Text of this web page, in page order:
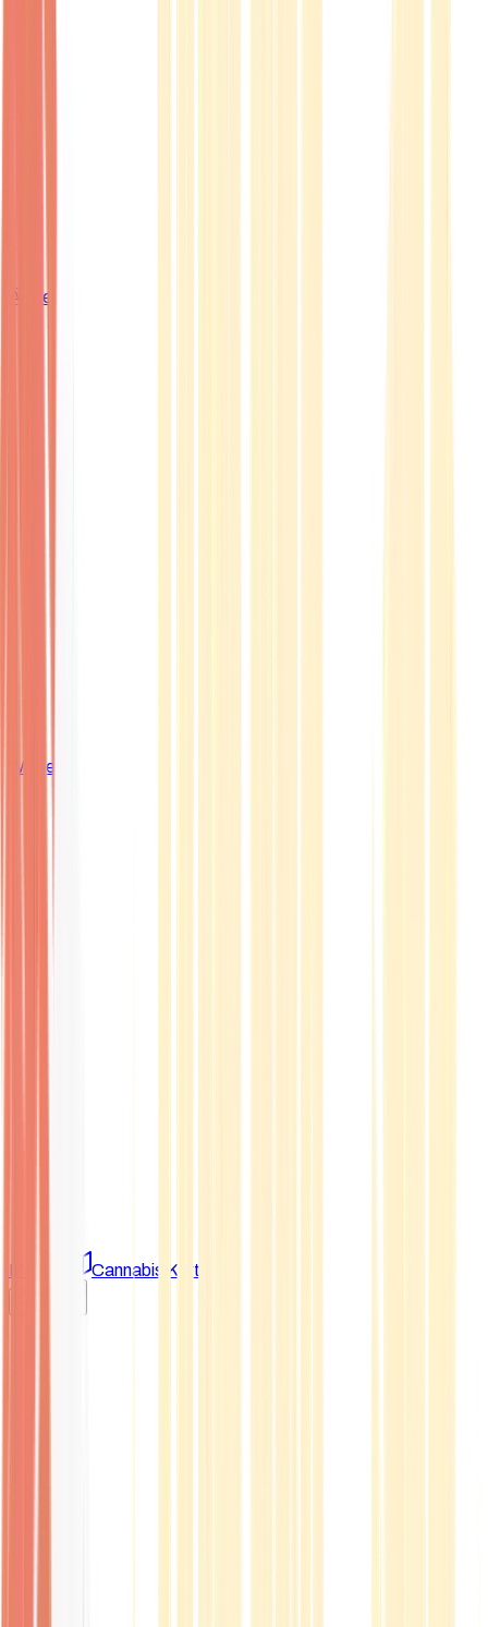
Ärzte
Wissen
Marken Cannabis Karte